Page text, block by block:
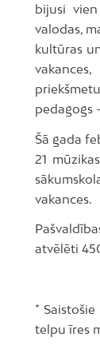
bijusi
valodas,
kultūras
pedagogs
Šā gada
21
vakances.
atvēlēti
*
telpu īres